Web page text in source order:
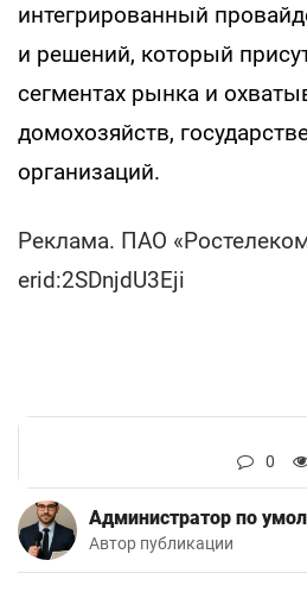
интегрированный
и решений, который
сегментах рынка и
домохозяйств,
организаций.
Реклама. ПАО
erid:2SDnjdU3Eji
0
Администратор по
Автор публикации